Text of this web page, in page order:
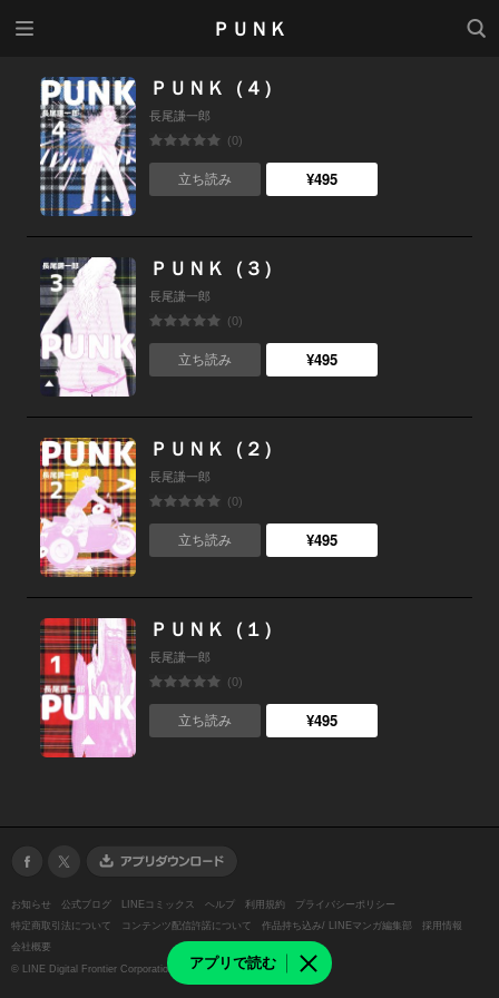
ＰＵＮＫ
検索
アプリで読む
ＰＵＮＫ（４）
長尾謙一郎
(0)
立ち読み ¥495
ＰＵＮＫ（３）
長尾謙一郎
(0)
立ち読み ¥495
ＰＵＮＫ（２）
長尾謙一郎
(0)
立ち読み ¥495
ＰＵＮＫ（１）
長尾謙一郎
(0)
立ち読み ¥495
お知らせ 公式ブログ LINEコミックス ヘルプ 利用規約
プライバシーポリシー
特定商取引法について
コンテンツ配信許諾について 作品持ち込み/ LINEマンガ編集部
採用情報
会社概要
© LINE Digital Frontier Corporation